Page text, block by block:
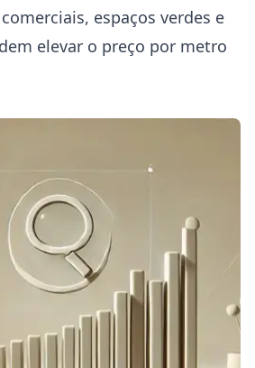
espaços verdes e
elevar o preço por metro